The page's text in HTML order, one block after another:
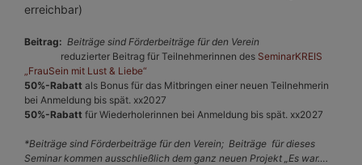
erreichbar)
Beitrag: Beiträge sind Förderbeiträge für den Verein
reduzierter Beitrag für Teilnehmerinnen des SeminarKREIS
„FrauSein mit Lust & Liebe“
50%-Rabatt als Bonus für das Mitbringen einer neuen Teilnehmerin
bei Anmeldung bis spät. xx2027
50%-Rabatt für Wiederholerinnen bei Anmeldung bis spät. xx2027
*Beiträge sind Förderbeiträge für den Verein; Beiträge für dieses
Seminar kommen ausschließlich dem ganz neuen Projekt „Es war….